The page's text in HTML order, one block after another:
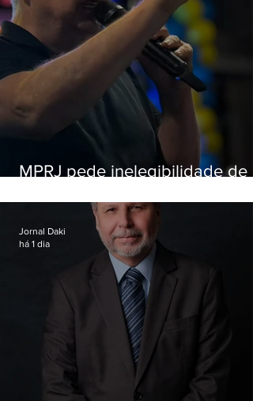
MPRJ pede inelegibilidade de
Jornal Daki
há 1 dia